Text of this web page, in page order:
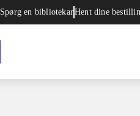
Spørg en bibliotekarHent dine